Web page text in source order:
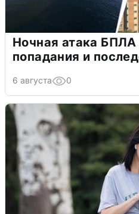
Ночная атака БПЛА
попадания и
6 августа 0